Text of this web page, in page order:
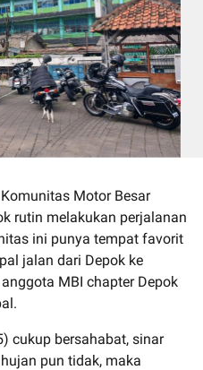
Motor Besar
rutin melakukan perjalanan
ini punya tempat favorit
jalan dari Depok ke
MBI chapter Depok
cukup bersahabat, sinar
pun tidak, maka